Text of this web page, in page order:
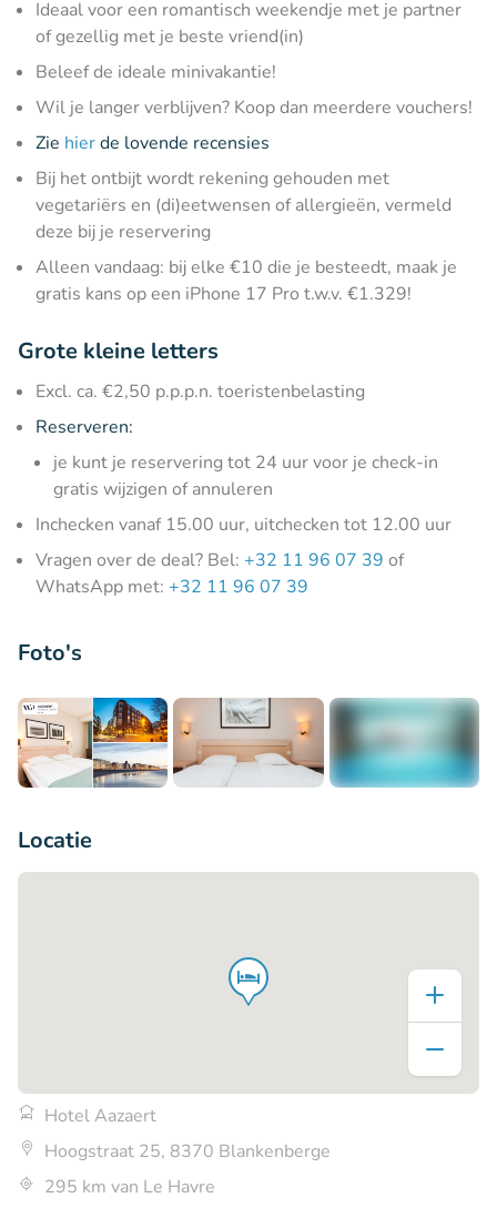
Ideaal voor een romantisch weekendje met je partner
of gezellig met je beste vriend(in)
Beleef de ideale minivakantie!
Wil je langer verblijven? Koop dan meerdere vouchers!
Zie hierde lovende recensies
Bij het ontbijt wordt rekening gehouden met
vegetariërs en (di)eetwensen of allergieën, vermeld
deze bij je reservering
Alleen vandaag: bij elke €10 die je besteedt, maak je
gratis kans op een iPhone 17 Pro t.w.v. €1.329!
Grote kleine letters
Excl. ca. €2,50 p.p.p.n. toeristenbelasting
Reserveren:
je kunt je reservering tot 24 uur voor je check-in
gratis wijzigen of annuleren
Inchecken vanaf 15.00 uur, uitchecken tot 12.00 uur
Vragen over de deal? Bel: +32 11 96 07 39 of
WhatsApp met: +32 11 96 07 39
Foto's
Locatie
Hotel Aazaert
Hoogstraat 25, 8370 Blankenberge
295 km van Le Havre